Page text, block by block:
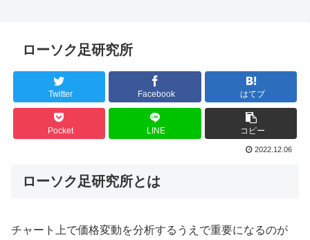
ローソク足研究所
Twitter Facebook はてブ
Pocket LINE コピー
2022.12.06
ローソク足研究所とは
チャート上で価格変動を分析するうえで重要になるのが